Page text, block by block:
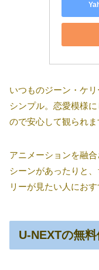
いつものジーン・ケ
シンプル。恋愛模様
ので安心して観られま
アニメーションを融
シーンがあったりと
リーが見たい人におす
U-NEXTの無